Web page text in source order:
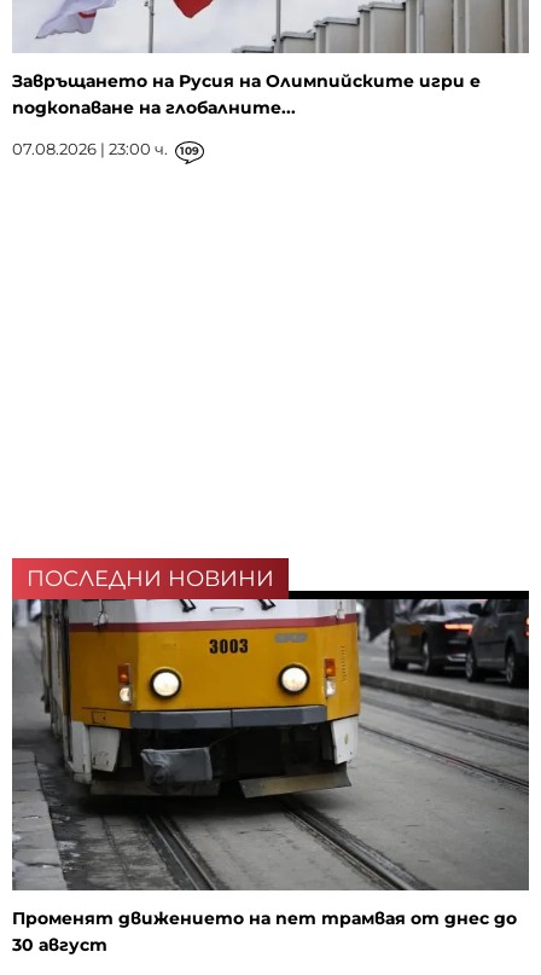
Завръщането на Русия на Олимпийските игри е
подкопаване на глобалните...
07.08.2026 | 23:00 ч. 109
ПОСЛЕДНИ НОВИНИ
Променят движението на пет трамвая от днес до
30 август